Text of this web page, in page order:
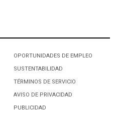
OPORTUNIDADES DE EMPLEO
SUSTENTABILIDAD
TÉRMINOS DE SERVICIO
AVISO DE PRIVACIDAD
PUBLICIDAD